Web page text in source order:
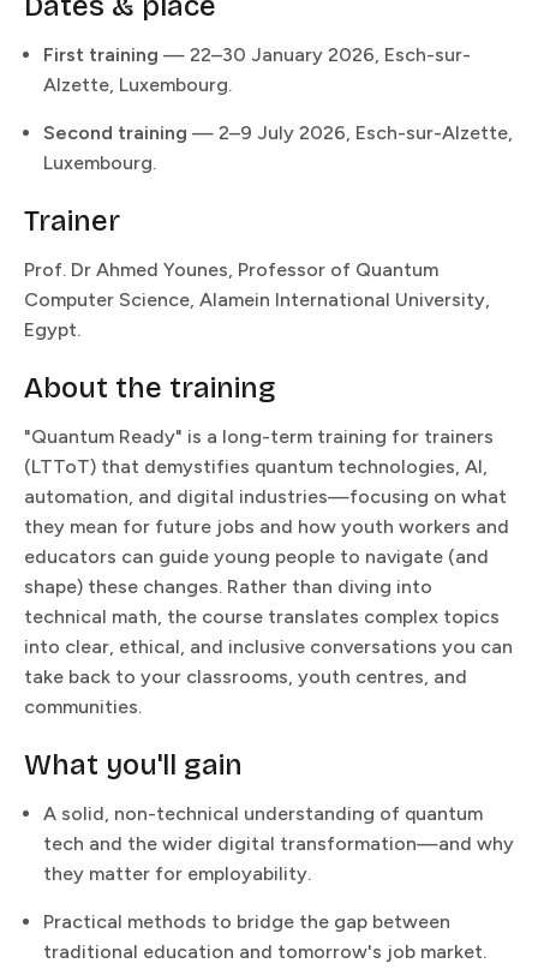
First training​​​​‌ ‍ ​‍​‍‌‍ ‌ ​‍‌‍‍‌‌‍‌ ‌‍‍‌‌‍ ‍​‍​‍​ ‍‍​‍​‍‌ ​ ‌‍​‌‌‍ ‍‌‍‍‌‌ ‌​‌ ‍‌​‍ ‍‌‍‍‌‌‍ ​‍​‍​‍ ​​‍​‍‌‍‍​‌ ​‍‌‍‌‌‌‍‌‍​‍​‍​ ‍‍​‍​‍​‍ ‌ ​ ‌ ‌​‌ ‌‌‌‍‌​‌‍‍‌‌‍ ​‍ ‌‍‍‌‌‍ ‍‌ ‌​‌‍‌‌‌‍ ‍‌ ‌​​‍ ‌‍‌‌‌‍‌​‌‍‍‌‌ ‌​​‍ ‌‍ ‌‌‍ ‌‍‌​‌‍‌‌​ ‌‌ ​​‌ ​‍‌‍‌‌‌ ​ ‌‍‌‌‌‍ ‍‌ ‌​‌‍​‌‌ ‌​‌‍‍‌‌‍ ‌‍ ‍​ ‍ ‌‍‍‌‌‍‌​​ ‌‌‍‌‍​ ​‍​ ​‌‌‍​‍​ ​ ​ ‌‍​ ‌‍​ ​‌​‍ ‌​ ​‌‌‍‌‌​ ‍​​ ‌ ​‍ ‌​ ‌​‌‍‌‌​ ‌​‌‍‌​​‍ ‌​ ‍‌​ ‍‌​ ‌​‌‍‌‍​‍ ‌‌‍​‍‌‍‌​​ ‍‌​ ​‌​ ​‍​ ​‍​ ‌​​ ​‌​ ‌ ‌‍​ ‌‍‌​​ ​‌​ ‍ ‌ ‌​‌ ‍‌‌ ​​‌‍‌‌​ ‌‌ ​​‌ ​‍‌‍ ‌‍‍‍‌‍‌‌‌‍​ ‌ ‌​​ ‍ ‌ ​​‌‍​‌‌ ‌​‌‍‍​​ ‌‌‍​ ‌ ‌‌‌ ​ ‌ ‌​‌‍ ‌‍ ‌‌‌​ ‌‍‌‌‌‍​ ‌ ‌​‌‍‍‌‌‍ ‌‍ ‍‌ ​ ​‍‌‌​ ‌‌‌​​‍‌‌ ‌‍‍ ‌‍‌‌‌ ‍‌​‍‌‌​ ​ ‌​‌​​‍‌‌​ ​ ‌​‌​​‍‌‌​ ​‍​ ​‍‌‍‌​​ ​‌​ ‌‌​ ​​​ ‌ ‌‍‌​​ ​ ​ ​ ‌‍‌​‌‍‌​​ ​‌‌‍​‍​‍‌‌​ ​‍​ ​‍​‍‌‌​ ‌‌‌​‌​​‍ ‍‌‍​ ‌‍ ‌‍ ‍‌ ‌​‌‍‌‌‌‍ ‍‌ ‌​​‍‌‌​ ‌‌‌​​‍‌‌ ‌‍‍ ‌‍‌‌‌ ‍‌​‍‌‌​ ​ ‌​‌​​‍‌‌​ ​ ‌​‌​​‍‌‌​ ​‍​ ​‍​ ‌​​ ​ ‌‍‌‌​ ‌‌‌‍​ ‌‍​‌‌‍​‌​ ​ ‌‍‌‍‌‍​ ​ ‍​‌‍​‌​‍‌‌​ ​‍​ ​‍​‍‌‌​ ‌‌‌​‌​​‍ ‍‌‍​ ‌‍‍​‌‍‍‌‌‍ ​‌‍‌​‌ ​‍‌‍‌‌‌‍ ‍​‍‌‌​ ‌‌‌​​‍‌‌ ‌‍‍ ‌‍‌‌‌ ‍‌​‍‌‌​ ​ ‌​‌​​‍‌‌​ ​ ‌​‌​​‍‌‌​ ​‍​ ​‍​ ‌‍‌‍‌​‌‍​ ‌‍​‌​ ‌​‌‍​‍‌‍‌‌​ ​‍​ ​ ‌‍‌​​ ‌​​ ​ ​‍‌‌​ ​‍​ ​‍​‍‌‌​ ‌‌‌​‌​​‍ ‍‌ ‌​‌‍‌‌‌ ‍​‌ ‌​​ ‌‍​‍‌‍​‌‌ ​ ‌‍‌‌‌‌‌‌‌ ​‍‌‍ ​​ ‌​‍‌‌​ ​‍‌​‌‍‌ ​ ‌ ‌​‌ ‌‌‌‍‌​‌‍‍‌‌‍ ​‍‌‍‌‍‍‌‌‍‌​​ ‌‌‍‌‍​ ​‍​ ​‌‌‍​‍​ ​ ​ ‌‍​ ‌‍​ ​‌​‍ ‌​ ​‌‌‍‌‌​ ‍​​ ‌ ​‍ ‌​ ‌​‌‍‌‌​ ‌​‌‍‌​​‍ ‌​ ‍‌​ ‍‌​ ‌​‌‍‌‍​‍ ‌‌‍​‍‌‍‌​​ ‍‌​ ​‌​ ​‍​ ​‍​ ‌​​ ​‌​ ‌ ‌‍​ ‌‍‌​​ ​‌​‍‌‍‌ ‌​‌ ‍‌‌ ​​‌‍‌‌​ ‌‌ ​​‌ ​‍‌‍ ‌‍‍‍‌‍‌‌‌‍​ ‌ ‌​​‍‌‍‌ ​​‌‍​‌‌ ‌​‌‍‍​​ ‌‌‍​ ‌ ‌‌‌ ​ ‌ ‌​‌‍ ‌‍ ‌‌‌​ ‌‍‌‌‌‍​ ‌ ‌​‌‍‍‌‌‍ ‌‍ ‍‌ ​ ​‍‌‌​ ‌‌‌​​‍‌‌ ‌‍‍ ‌‍‌‌‌ ‍‌​‍‌‌​ ​ ‌​‌​​‍‌‌​ ​ ‌​‌​​‍‌‌​ ​‍​ ​‍‌‍‌​​ ​‌​ ‌‌​ ​​​ ‌ ‌‍‌​​ ​ ​ ​ ‌‍‌​‌‍‌​​ ​‌‌‍​‍​‍‌‌​ ​‍​ ​‍​‍‌‌​ ‌‌‌​‌​​‍ ‍‌‍​ ‌‍ ‌‍ ‍‌ ‌​‌‍‌‌‌‍ ‍‌ ‌​​‍‌‌​ ‌‌‌​​‍‌‌ ‌‍‍ ‌‍‌‌‌ ‍‌​‍‌‌​ ​ ‌​‌​​‍‌‌​ ​ ‌​‌​​‍‌‌​ ​‍​ ​‍​ ‌​​ ​ ‌‍‌‌​ ‌‌‌‍​ ‌‍​‌‌‍​‌​ ​ ‌‍‌‍‌‍​ ​ ‍​‌‍​‌​‍‌‌​ ​‍​ ​‍​‍‌‌​ ‌‌‌​‌​​‍ ‍‌‍​ ‌‍‍​‌‍‍‌‌‍ ​‌‍‌​‌ ​‍‌‍‌‌‌‍ ‍​‍‌‌​ ‌‌‌​​‍‌‌ ‌‍‍ ‌‍‌‌‌ ‍‌​‍‌‌​ ​ ‌​‌​​‍‌‌​ ​ ‌​‌​​‍‌‌​ ​‍​ ​‍​ ‌‍‌‍‌​‌‍​ ‌‍​‌​ ‌​‌‍​‍‌‍‌‌​ ​‍​ ​ ‌‍‌​​ ‌​​ ​ ​‍‌‌​ ​‍​ ​‍​‍‌‌​ ‌‌‌​‌​​‍ ‍‌ ‌​‌‍‌‌‌ ‍​‌ ‌​​‍‌‍‌ ​​‌‍‌‌‌ ​‍‌ ​ ‌ ​​‌‍‌‌‌‍​ ‌ ‌​‌‍‍‌‌ ‌‍‌‍‌‌​ ‌‌ ​​‌ ‌‌‌‍​‍‌‍ ​‌‍‍‌‌ ​ ‌‍‍​‌‍‌‌‌‍‌​​‍​‍‌ ‌ — 22–30 January 2026, Esch-sur-
Alzette, Luxembourg.​​​​‌ ‍ ​‍​‍‌‍ ‌ ​‍‌‍‍‌‌‍‌ ‌‍‍‌‌‍ ‍​‍​‍​ ‍‍​‍​‍‌ ​ ‌‍​‌‌‍ ‍‌‍‍‌‌ ‌​‌ ‍‌​‍ ‍‌‍‍‌‌‍ ​‍​‍​‍ ​​‍​‍‌‍‍​‌ ​‍‌‍‌‌‌‍‌‍​‍​‍​ ‍‍​‍​‍​‍ ‌ ​ ‌ ‌​‌ ‌‌‌‍‌​‌‍‍‌‌‍ ​‍ ‌‍‍‌‌‍ ‍‌ ‌​‌‍‌‌‌‍ ‍‌ ‌​​‍ ‌‍‌‌‌‍‌​‌‍‍‌‌ ‌​​‍ ‌‍ ‌‌‍ ‌‍‌​‌‍‌‌​ ‌‌ ​​‌ ​‍‌‍‌‌‌ ​ ‌‍‌‌‌‍ ‍‌ ‌​‌‍​‌‌ ‌​‌‍‍‌‌‍ ‌‍ ‍​ ‍ ‌‍‍‌‌‍‌​​ ‌‌‍‌‍​ ​‍​ ​‌‌‍​‍​ ​ ​ ‌‍​ ‌‍​ ​‌​‍ ‌​ ​‌‌‍‌‌​ ‍​​ ‌ ​‍ ‌​ ‌​‌‍‌‌​ ‌​‌‍‌​​‍ ‌​ ‍‌​ ‍‌​ ‌​‌‍‌‍​‍ ‌‌‍​‍‌‍‌​​ ‍‌​ ​‌​ ​‍​ ​‍​ ‌​​ ​‌​ ‌ ‌‍​ ‌‍‌​​ ​‌​ ‍ ‌ ‌​‌ ‍‌‌ ​​‌‍‌‌​ ‌‌ ​​‌ ​‍‌‍ ‌‍‍‍‌‍‌‌‌‍​ ‌ ‌​​ ‍ ‌ ​​‌‍​‌‌ ‌​‌‍‍​​ ‌‌‍​ ‌ ‌‌‌ ​ ‌ ‌​‌‍ ‌‍ ‌‌‌​ ‌‍‌‌‌‍​ ‌ ‌​‌‍‍‌‌‍ ‌‍ ‍‌ ​ ​‍‌‌​ ‌‌‌​​‍‌‌ ‌‍‍ ‌‍‌‌‌ ‍‌​‍‌‌​ ​ ‌​‌​​‍‌‌​ ​ ‌​‌​​‍‌‌​ ​‍​ ​‍‌‍‌​​ ​‌​ ‌‌​ ​​​ ‌ ‌‍‌​​ ​ ​ ​ ‌‍‌​‌‍‌​​ ​‌‌‍​‍​‍‌‌​ ​‍​ ​‍​‍‌‌​ ‌‌‌​‌​​‍ ‍‌‍​ ‌‍ ‌‍ ‍‌ ‌​‌‍‌‌‌‍ ‍‌ ‌​​‍‌‌​ ‌‌‌​​‍‌‌ ‌‍‍ ‌‍‌‌‌ ‍‌​‍‌‌​ ​ ‌​‌​​‍‌‌​ ​ ‌​‌​​‍‌‌​ ​‍​ ​‍​ ‌​​ ​ ‌‍‌‌​ ‌‌‌‍​ ‌‍​‌‌‍​‌​ ​ ‌‍‌‍‌‍​ ​ ‍​‌‍​‌​‍‌‌​ ​‍​ ​‍​‍‌‌​ ‌‌‌​‌​​‍ ‍‌‍​ ‌‍‍​‌‍‍‌‌‍ ​‌‍‌​‌ ​‍‌‍‌‌‌‍ ‍​‍‌‌​ ‌‌‌​​‍‌‌ ‌‍‍ ‌‍‌‌‌ ‍‌​‍‌‌​ ​ ‌​‌​​‍‌‌​ ​ ‌​‌​​‍‌‌​ ​‍​ ​‍​ ‌ ‌‍‌​‌‍‌‍‌‍‌​‌‍​ ​ ‌‍​ ‍​‌‍​‌‌‍​ ​ ‍‌‌‍‌‌‌‍​ ​‍‌‌​ ​‍​ ​‍​‍‌‌​ ‌‌‌​‌​​‍ ‍‌ ‌​‌‍‌‌‌ ‍​‌ ‌​​ ‌‍​‍‌‍​‌‌ ​ ‌‍‌‌‌‌‌‌‌ ​‍‌‍ ​​ ‌​‍‌‌​ ​‍‌​‌‍‌ ​ ‌ ‌​‌ ‌‌‌‍‌​‌‍‍‌‌‍ ​‍‌‍‌‍‍‌‌‍‌​​ ‌‌‍‌‍​ ​‍​ ​‌‌‍​‍​ ​ ​ ‌‍​ ‌‍​ ​‌​‍ ‌​ ​‌‌‍‌‌​ ‍​​ ‌ ​‍ ‌​ ‌​‌‍‌‌​ ‌​‌‍‌​​‍ ‌​ ‍‌​ ‍‌​ ‌​‌‍‌‍​‍ ‌‌‍​‍‌‍‌​​ ‍‌​ ​‌​ ​‍​ ​‍​ ‌​​ ​‌​ ‌ ‌‍​ ‌‍‌​​ ​‌​‍‌‍‌ ‌​‌ ‍‌‌ ​​‌‍‌‌​ ‌‌ ​​‌ ​‍‌‍ ‌‍‍‍‌‍‌‌‌‍​ ‌ ‌​​‍‌‍‌ ​​‌‍​‌‌ ‌​‌‍‍​​ ‌‌‍​ ‌ ‌‌‌ ​ ‌ ‌​‌‍ ‌‍ ‌‌‌​ ‌‍‌‌‌‍​ ‌ ‌​‌‍‍‌‌‍ ‌‍ ‍‌ ​ ​‍‌‌​ ‌‌‌​​‍‌‌ ‌‍‍ ‌‍‌‌‌ ‍‌​‍‌‌​ ​ ‌​‌​​‍‌‌​ ​ ‌​‌​​‍‌‌​ ​‍​ ​‍‌‍‌​​ ​‌​ ‌‌​ ​​​ ‌ ‌‍‌​​ ​ ​ ​ ‌‍‌​‌‍‌​​ ​‌‌‍​‍​‍‌‌​ ​‍​ ​‍​‍‌‌​ ‌‌‌​‌​​‍ ‍‌‍​ ‌‍ ‌‍ ‍‌ ‌​‌‍‌‌‌‍ ‍‌ ‌​​‍‌‌​ ‌‌‌​​‍‌‌ ‌‍‍ ‌‍‌‌‌ ‍‌​‍‌‌​ ​ ‌​‌​​‍‌‌​ ​ ‌​‌​​‍‌‌​ ​‍​ ​‍​ ‌​​ ​ ‌‍‌‌​ ‌‌‌‍​ ‌‍​‌‌‍​‌​ ​ ‌‍‌‍‌‍​ ​ ‍​‌‍​‌​‍‌‌​ ​‍​ ​‍​‍‌‌​ ‌‌‌​‌​​‍ ‍‌‍​ ‌‍‍​‌‍‍‌‌‍ ​‌‍‌​‌ ​‍‌‍‌‌‌‍ ‍​‍‌‌​ ‌‌‌​​‍‌‌ ‌‍‍ ‌‍‌‌‌ ‍‌​‍‌‌​ ​ ‌​‌​​‍‌‌​ ​ ‌​‌​​‍‌‌​ ​‍​ ​‍​ ‌ ‌‍‌​‌‍‌‍‌‍‌​‌‍​ ​ ‌‍​ ‍​‌‍​‌‌‍​ ​ ‍‌‌‍‌‌‌‍​ ​‍‌‌​ ​‍​ ​‍​‍‌‌​ ‌‌‌​‌​​‍ ‍‌ ‌​‌‍‌‌‌ ‍​‌ ‌​​‍‌‍‌ ​​‌‍‌‌‌ ​‍‌ ​ ‌ ​​‌‍‌‌‌‍​ ‌ ‌​‌‍‍‌‌ ‌‍‌‍‌‌​ ‌‌ ​​‌ ‌‌‌‍​‍‌‍ ​‌‍‍‌‌ ​ ‌‍‍​‌‍‌‌‌‍‌​​‍​‍‌ ‌
Second training​​​​‌ ‍ ​‍​‍‌‍ ‌ ​‍‌‍‍‌‌‍‌ ‌‍‍‌‌‍ ‍​‍​‍​ ‍‍​‍​‍‌ ​ ‌‍​‌‌‍ ‍‌‍‍‌‌ ‌​‌ ‍‌​‍ ‍‌‍‍‌‌‍ ​‍​‍​‍ ​​‍​‍‌‍‍​‌ ​‍‌‍‌‌‌‍‌‍​‍​‍​ ‍‍​‍​‍​‍ ‌ ​ ‌ ‌​‌ ‌‌‌‍‌​‌‍‍‌‌‍ ​‍ ‌‍‍‌‌‍ ‍‌ ‌​‌‍‌‌‌‍ ‍‌ ‌​​‍ ‌‍‌‌‌‍‌​‌‍‍‌‌ ‌​​‍ ‌‍ ‌‌‍ ‌‍‌​‌‍‌‌​ ‌‌ ​​‌ ​‍‌‍‌‌‌ ​ ‌‍‌‌‌‍ ‍‌ ‌​‌‍​‌‌ ‌​‌‍‍‌‌‍ ‌‍ ‍​ ‍ ‌‍‍‌‌‍‌​​ ‌‌‍‌‍​ ​‍​ ​‌‌‍​‍​ ​ ​ ‌‍​ ‌‍​ ​‌​‍ ‌​ ​‌‌‍‌‌​ ‍​​ ‌ ​‍ ‌​ ‌​‌‍‌‌​ ‌​‌‍‌​​‍ ‌​ ‍‌​ ‍‌​ ‌​‌‍‌‍​‍ ‌‌‍​‍‌‍‌​​ ‍‌​ ​‌​ ​‍​ ​‍​ ‌​​ ​‌​ ‌ ‌‍​ ‌‍‌​​ ​‌​ ‍ ‌ ‌​‌ ‍‌‌ ​​‌‍‌‌​ ‌‌ ​​‌ ​‍‌‍ ‌‍‍‍‌‍‌‌‌‍​ ‌ ‌​​ ‍ ‌ ​​‌‍​‌‌ ‌​‌‍‍​​ ‌‌‍​ ‌ ‌‌‌ ​ ‌ ‌​‌‍ ‌‍ ‌‌‌​ ‌‍‌‌‌‍​ ‌ ‌​‌‍‍‌‌‍ ‌‍ ‍‌ ​ ​‍‌‌​ ‌‌‌​​‍‌‌ ‌‍‍ ‌‍‌‌‌ ‍‌​‍‌‌​ ​ ‌​‌​​‍‌‌​ ​ ‌​‌​​‍‌‌​ ​‍​ ​‍‌‍‌​​ ​‌​ ‌‌​ ​​​ ‌ ‌‍‌​​ ​ ​ ​ ‌‍‌​‌‍‌​​ ​‌‌‍​‍​‍‌‌​ ​‍​ ​‍​‍‌‌​ ‌‌‌​‌​​‍ ‍‌‍​ ‌‍ ‌‍ ‍‌ ‌​‌‍‌‌‌‍ ‍‌ ‌​​‍‌‌​ ‌‌‌​​‍‌‌ ‌‍‍ ‌‍‌‌‌ ‍‌​‍‌‌​ ​ ‌​‌​​‍‌‌​ ​ ‌​‌​​‍‌‌​ ​‍​ ​‍‌‍​ ​ ‍‌​ ‌ ‌‍‌‌‌‍‌‌​ ‍‌​ ​​​ ‌‌‌‍‌‌​ ‌​​ ‌‍​ ‌ ​‍‌‌​ ​‍​ ​‍​‍‌‌​ ‌‌‌​‌​​‍ ‍‌‍​ ‌‍‍​‌‍‍‌‌‍ ​‌‍‌​‌ ​‍‌‍‌‌‌‍ ‍​‍‌‌​ ‌‌‌​​‍‌‌ ‌‍‍ ‌‍‌‌‌ ‍‌​‍‌‌​ ​ ‌​‌​​‍‌‌​ ​ ‌​‌​​‍‌‌​ ​‍​ ​‍‌‍​ ​ ​​‌‍‌‍​ ​‌​ ‌‌‌‍‌​​ ​‌​ ‍​​ ​​​ ​‍‌‍‌‍​ ​‌​‍‌‌​ ​‍​ ​‍​‍‌‌​ ‌‌‌​‌​​‍ ‍‌ ‌​‌‍‌‌‌ ‍​‌ ‌​​ ‌‍​‍‌‍​‌‌ ​ ‌‍‌‌‌‌‌‌‌ ​‍‌‍ ​​ ‌​‍‌‌​ ​‍‌​‌‍‌ ​ ‌ ‌​‌ ‌‌‌‍‌​‌‍‍‌‌‍ ​‍‌‍‌‍‍‌‌‍‌​​ ‌‌‍‌‍​ ​‍​ ​‌‌‍​‍​ ​ ​ ‌‍​ ‌‍​ ​‌​‍ ‌​ ​‌‌‍‌‌​ ‍​​ ‌ ​‍ ‌​ ‌​‌‍‌‌​ ‌​‌‍‌​​‍ ‌​ ‍‌​ ‍‌​ ‌​‌‍‌‍​‍ ‌‌‍​‍‌‍‌​​ ‍‌​ ​‌​ ​‍​ ​‍​ ‌​​ ​‌​ ‌ ‌‍​ ‌‍‌​​ ​‌​‍‌‍‌ ‌​‌ ‍‌‌ ​​‌‍‌‌​ ‌‌ ​​‌ ​‍‌‍ ‌‍‍‍‌‍‌‌‌‍​ ‌ ‌​​‍‌‍‌ ​​‌‍​‌‌ ‌​‌‍‍​​ ‌‌‍​ ‌ ‌‌‌ ​ ‌ ‌​‌‍ ‌‍ ‌‌‌​ ‌‍‌‌‌‍​ ‌ ‌​‌‍‍‌‌‍ ‌‍ ‍‌ ​ ​‍‌‌​ ‌‌‌​​‍‌‌ ‌‍‍ ‌‍‌‌‌ ‍‌​‍‌‌​ ​ ‌​‌​​‍‌‌​ ​ ‌​‌​​‍‌‌​ ​‍​ ​‍‌‍‌​​ ​‌​ ‌‌​ ​​​ ‌ ‌‍‌​​ ​ ​ ​ ‌‍‌​‌‍‌​​ ​‌‌‍​‍​‍‌‌​ ​‍​ ​‍​‍‌‌​ ‌‌‌​‌​​‍ ‍‌‍​ ‌‍ ‌‍ ‍‌ ‌​‌‍‌‌‌‍ ‍‌ ‌​​‍‌‌​ ‌‌‌​​‍‌‌ ‌‍‍ ‌‍‌‌‌ ‍‌​‍‌‌​ ​ ‌​‌​​‍‌‌​ ​ ‌​‌​​‍‌‌​ ​‍​ ​‍‌‍​ ​ ‍‌​ ‌ ‌‍‌‌‌‍‌‌​ ‍‌​ ​​​ ‌‌‌‍‌‌​ ‌​​ ‌‍​ ‌ ​‍‌‌​ ​‍​ ​‍​‍‌‌​ ‌‌‌​‌​​‍ ‍‌‍​ ‌‍‍​‌‍‍‌‌‍ ​‌‍‌​‌ ​‍‌‍‌‌‌‍ ‍​‍‌‌​ ‌‌‌​​‍‌‌ ‌‍‍ ‌‍‌‌‌ ‍‌​‍‌‌​ ​ ‌​‌​​‍‌‌​ ​ ‌​‌​​‍‌‌​ ​‍​ ​‍‌‍​ ​ ​​‌‍‌‍​ ​‌​ ‌‌‌‍‌​​ ​‌​ ‍​​ ​​​ ​‍‌‍‌‍​ ​‌​‍‌‌​ ​‍​ ​‍​‍‌‌​ ‌‌‌​‌​​‍ ‍‌ ‌​‌‍‌‌‌ ‍​‌ ‌​​‍‌‍‌ ​​‌‍‌‌‌ ​‍‌ ​ ‌ ​​‌‍‌‌‌‍​ ‌ ‌​‌‍‍‌‌ ‌‍‌‍‌‌​ ‌‌ ​​‌ ‌‌‌‍​‍‌‍ ​‌‍‍‌‌ ​ ‌‍‍​‌‍‌‌‌‍‌​​‍​‍‌ ‌ — 2–9 July 2026, Esch-sur-Alzette,
Luxembourg.​​​​‌ ‍ ​‍​‍‌‍ ‌ ​‍‌‍‍‌‌‍‌ ‌‍‍‌‌‍ ‍​‍​‍​ ‍‍​‍​‍‌ ​ ‌‍​‌‌‍ ‍‌‍‍‌‌ ‌​‌ ‍‌​‍ ‍‌‍‍‌‌‍ ​‍​‍​‍ ​​‍​‍‌‍‍​‌ ​‍‌‍‌‌‌‍‌‍​‍​‍​ ‍‍​‍​‍​‍ ‌ ​ ‌ ‌​‌ ‌‌‌‍‌​‌‍‍‌‌‍ ​‍ ‌‍‍‌‌‍ ‍‌ ‌​‌‍‌‌‌‍ ‍‌ ‌​​‍ ‌‍‌‌‌‍‌​‌‍‍‌‌ ‌​​‍ ‌‍ ‌‌‍ ‌‍‌​‌‍‌‌​ ‌‌ ​​‌ ​‍‌‍‌‌‌ ​ ‌‍‌‌‌‍ ‍‌ ‌​‌‍​‌‌ ‌​‌‍‍‌‌‍ ‌‍ ‍​ ‍ ‌‍‍‌‌‍‌​​ ‌‌‍‌‍​ ​‍​ ​‌‌‍​‍​ ​ ​ ‌‍​ ‌‍​ ​‌​‍ ‌​ ​‌‌‍‌‌​ ‍​​ ‌ ​‍ ‌​ ‌​‌‍‌‌​ ‌​‌‍‌​​‍ ‌​ ‍‌​ ‍‌​ ‌​‌‍‌‍​‍ ‌‌‍​‍‌‍‌​​ ‍‌​ ​‌​ ​‍​ ​‍​ ‌​​ ​‌​ ‌ ‌‍​ ‌‍‌​​ ​‌​ ‍ ‌ ‌​‌ ‍‌‌ ​​‌‍‌‌​ ‌‌ ​​‌ ​‍‌‍ ‌‍‍‍‌‍‌‌‌‍​ ‌ ‌​​ ‍ ‌ ​​‌‍​‌‌ ‌​‌‍‍​​ ‌‌‍​ ‌ ‌‌‌ ​ ‌ ‌​‌‍ ‌‍ ‌‌‌​ ‌‍‌‌‌‍​ ‌ ‌​‌‍‍‌‌‍ ‌‍ ‍‌ ​ ​‍‌‌​ ‌‌‌​​‍‌‌ ‌‍‍ ‌‍‌‌‌ ‍‌​‍‌‌​ ​ ‌​‌​​‍‌‌​ ​ ‌​‌​​‍‌‌​ ​‍​ ​‍‌‍‌​​ ​‌​ ‌‌​ ​​​ ‌ ‌‍‌​​ ​ ​ ​ ‌‍‌​‌‍‌​​ ​‌‌‍​‍​‍‌‌​ ​‍​ ​‍​‍‌‌​ ‌‌‌​‌​​‍ ‍‌‍​ ‌‍ ‌‍ ‍‌ ‌​‌‍‌‌‌‍ ‍‌ ‌​​‍‌‌​ ‌‌‌​​‍‌‌ ‌‍‍ ‌‍‌‌‌ ‍‌​‍‌‌​ ​ ‌​‌​​‍‌‌​ ​ ‌​‌​​‍‌‌​ ​‍​ ​‍‌‍​ ​ ‍‌​ ‌ ‌‍‌‌‌‍‌‌​ ‍‌​ ​​​ ‌‌‌‍‌‌​ ‌​​ ‌‍​ ‌ ​‍‌‌​ ​‍​ ​‍​‍‌‌​ ‌‌‌​‌​​‍ ‍‌‍​ ‌‍‍​‌‍‍‌‌‍ ​‌‍‌​‌ ​‍‌‍‌‌‌‍ ‍​‍‌‌​ ‌‌‌​​‍‌‌ ‌‍‍ ‌‍‌‌‌ ‍‌​‍‌‌​ ​ ‌​‌​​‍‌‌​ ​ ‌​‌​​‍‌‌​ ​‍​ ​‍​ ‍​​ ​‌‌‍‌‌​ ‌ ​ ​ ‌‍​‌​ ​ ‌‍‌‌​ ‌ ​ ​‍‌‍​ ‌‍​ ​‍‌‌​ ​‍​ ​‍​‍‌‌​ ‌‌‌​‌​​‍ ‍‌ ‌​‌‍‌‌‌ ‍​‌ ‌​​ ‌‍​‍‌‍​‌‌ ​ ‌‍‌‌‌‌‌‌‌ ​‍‌‍ ​​ ‌​‍‌‌​ ​‍‌​‌‍‌ ​ ‌ ‌​‌ ‌‌‌‍‌​‌‍‍‌‌‍ ​‍‌‍‌‍‍‌‌‍‌​​ ‌‌‍‌‍​ ​‍​ ​‌‌‍​‍​ ​ ​ ‌‍​ ‌‍​ ​‌​‍ ‌​ ​‌‌‍‌‌​ ‍​​ ‌ ​‍ ‌​ ‌​‌‍‌‌​ ‌​‌‍‌​​‍ ‌​ ‍‌​ ‍‌​ ‌​‌‍‌‍​‍ ‌‌‍​‍‌‍‌​​ ‍‌​ ​‌​ ​‍​ ​‍​ ‌​​ ​‌​ ‌ ‌‍​ ‌‍‌​​ ​‌​‍‌‍‌ ‌​‌ ‍‌‌ ​​‌‍‌‌​ ‌‌ ​​‌ ​‍‌‍ ‌‍‍‍‌‍‌‌‌‍​ ‌ ‌​​‍‌‍‌ ​​‌‍​‌‌ ‌​‌‍‍​​ ‌‌‍​ ‌ ‌‌‌ ​ ‌ ‌​‌‍ ‌‍ ‌‌‌​ ‌‍‌‌‌‍​ ‌ ‌​‌‍‍‌‌‍ ‌‍ ‍‌ ​ ​‍‌‌​ ‌‌‌​​‍‌‌ ‌‍‍ ‌‍‌‌‌ ‍‌​‍‌‌​ ​ ‌​‌​​‍‌‌​ ​ ‌​‌​​‍‌‌​ ​‍​ ​‍‌‍‌​​ ​‌​ ‌‌​ ​​​ ‌ ‌‍‌​​ ​ ​ ​ ‌‍‌​‌‍‌​​ ​‌‌‍​‍​‍‌‌​ ​‍​ ​‍​‍‌‌​ ‌‌‌​‌​​‍ ‍‌‍​ ‌‍ ‌‍ ‍‌ ‌​‌‍‌‌‌‍ ‍‌ ‌​​‍‌‌​ ‌‌‌​​‍‌‌ ‌‍‍ ‌‍‌‌‌ ‍‌​‍‌‌​ ​ ‌​‌​​‍‌‌​ ​ ‌​‌​​‍‌‌​ ​‍​ ​‍‌‍​ ​ ‍‌​ ‌ ‌‍‌‌‌‍‌‌​ ‍‌​ ​​​ ‌‌‌‍‌‌​ ‌​​ ‌‍​ ‌ ​‍‌‌​ ​‍​ ​‍​‍‌‌​ ‌‌‌​‌​​‍ ‍‌‍​ ‌‍‍​‌‍‍‌‌‍ ​‌‍‌​‌ ​‍‌‍‌‌‌‍ ‍​‍‌‌​ ‌‌‌​​‍‌‌ ‌‍‍ ‌‍‌‌‌ ‍‌​‍‌‌​ ​ ‌​‌​​‍‌‌​ ​ ‌​‌​​‍‌‌​ ​‍​ ​‍​ ‍​​ ​‌‌‍‌‌​ ‌ ​ ​ ‌‍​‌​ ​ ‌‍‌‌​ ‌ ​ ​‍‌‍​ ‌‍​ ​‍‌‌​ ​‍​ ​‍​‍‌‌​ ‌‌‌​‌​​‍ ‍‌ ‌​‌‍‌‌‌ ‍​‌ ‌​​‍‌‍‌ ​​‌‍‌‌‌ ​‍‌ ​ ‌ ​​‌‍‌‌‌‍​ ‌ ‌​‌‍‍‌‌ ‌‍‌‍‌‌​ ‌‌ ​​‌ ‌‌‌‍​‍‌‍ ​‌‍‍‌‌ ​ ‌‍‍​‌‍‌‌‌‍‌​​‍​‍‌ ‌
Trainer​​​​‌ ‍ ​‍​‍‌‍ ‌ ​‍‌‍‍‌‌‍‌ ‌‍‍‌‌‍ ‍​‍​‍​ ‍‍​‍​‍‌ ​ ‌‍​‌‌‍ ‍‌‍‍‌‌ ‌​‌ ‍‌​‍ ‍‌‍‍‌‌‍ ​‍​‍​‍ ​​‍​‍‌‍‍​‌ ​‍‌‍‌‌‌‍‌‍​‍​‍​ ‍‍​‍​‍​‍ ‌ ​ ‌ ‌​‌ ‌‌‌‍‌​‌‍‍‌‌‍ ​‍ ‌‍‍‌‌‍ ‍‌ ‌​‌‍‌‌‌‍ ‍‌ ‌​​‍ ‌‍‌‌‌‍‌​‌‍‍‌‌ ‌​​‍ ‌‍ ‌‌‍ ‌‍‌​‌‍‌‌​ ‌‌ ​​‌ ​‍‌‍‌‌‌ ​ ‌‍‌‌‌‍ ‍‌ ‌​‌‍​‌‌ ‌​‌‍‍‌‌‍ ‌‍ ‍​ ‍ ‌‍‍‌‌‍‌​​ ‌‌‍‌‍​ ​‍​ ​‌‌‍​‍​ ​ ​ ‌‍​ ‌‍​ ​‌​‍ ‌​ ​‌‌‍‌‌​ ‍​​ ‌ ​‍ ‌​ ‌​‌‍‌‌​ ‌​‌‍‌​​‍ ‌​ ‍‌​ ‍‌​ ‌​‌‍‌‍​‍ ‌‌‍​‍‌‍‌​​ ‍‌​ ​‌​ ​‍​ ​‍​ ‌​​ ​‌​ ‌ ‌‍​ ‌‍‌​​ ​‌​ ‍ ‌ ‌​‌ ‍‌‌ ​​‌‍‌‌​ ‌‌ ​​‌ ​‍‌‍ ‌‍‍‍‌‍‌‌‌‍​ ‌ ‌​​ ‍ ‌ ​​‌‍​‌‌ ‌​‌‍‍​​ ‌‌‍​ ‌ ‌‌‌ ​ ‌ ‌​‌‍ ‌‍ ‌‌‌​ ‌‍‌‌‌‍​ ‌ ‌​‌‍‍‌‌‍ ‌‍ ‍‌ ​ ​‍‌‌​ ‌‌‌​​‍‌‌ ‌‍‍ ‌‍‌‌‌ ‍‌​‍‌‌​ ​ ‌​‌​​‍‌‌​ ​ ‌​‌​​‍‌‌​ ​‍​ ​‍‌‍‌​​ ​‌​ ‌‌​ ​​​ ‌ ‌‍‌​​ ​ ​ ​ ‌‍‌​‌‍‌​​ ​‌‌‍​‍​‍‌‌​ ​‍​ ​‍​‍‌‌​ ‌‌‌​‌​​‍ ‍‌‍​ ‌‍ ‌‍ ‍‌ ‌​‌‍‌‌‌‍ ‍‌ ‌​​‍‌‌​ ‌‌‌​​‍‌‌ ‌‍‍ ‌‍‌‌‌ ‍‌​‍‌‌​ ​ ‌​‌​​‍‌‌​ ​ ‌​‌​​‍‌‌​ ​‍​ ​‍‌‍‌‍‌‍​‌‌‍‌​‌‍​ ‌‍​‌​ ‌‍‌‍​ ‌‍‌‍‌‍​‌​ ‌‌‌‍​ ‌‍‌​​‍‌‌​ ​‍​ ​‍​‍‌‌​ ‌‌‌​‌​​‍ ‍‌‍​ ‌‍‍​‌‍‍‌‌‍ ​‌‍‌​‌ ​‍‌‍‌‌‌‍ ‍​‍‌‌​ ‌‌‌​​‍‌‌ ‌‍‍ ‌‍‌‌‌ ‍‌​‍‌‌​ ​ ‌​‌​​‍‌‌​ ​ ‌​‌​​‍‌‌​ ​‍​ ​‍​ ‌‍​ ​‍‌‍‌​​ ‌​​ ​‍‌‍​‍‌‍‌​‌‍​‍​ ​‌​ ​‍​ ‌‍​ ​‌​‍‌‌​ ​‍​ ​‍​‍‌‌​ ‌‌‌​‌​​‍ ‍‌ ‌​‌‍‌‌‌ ‍​‌ ‌​​ ‌‍​‍‌‍​‌‌ ​ ‌‍‌‌‌‌‌‌‌ ​‍‌‍ ​​ ‌​‍‌‌​ ​‍‌​‌‍‌ ​ ‌ ‌​‌ ‌‌‌‍‌​‌‍‍‌‌‍ ​‍‌‍‌‍‍‌‌‍‌​​ ‌‌‍‌‍​ ​‍​ ​‌‌‍​‍​ ​ ​ ‌‍​ ‌‍​ ​‌​‍ ‌​ ​‌‌‍‌‌​ ‍​​ ‌ ​‍ ‌​ ‌​‌‍‌‌​ ‌​‌‍‌​​‍ ‌​ ‍‌​ ‍‌​ ‌​‌‍‌‍​‍ ‌‌‍​‍‌‍‌​​ ‍‌​ ​‌​ ​‍​ ​‍​ ‌​​ ​‌​ ‌ ‌‍​ ‌‍‌​​ ​‌​‍‌‍‌ ‌​‌ ‍‌‌ ​​‌‍‌‌​ ‌‌ ​​‌ ​‍‌‍ ‌‍‍‍‌‍‌‌‌‍​ ‌ ‌​​‍‌‍‌ ​​‌‍​‌‌ ‌​‌‍‍​​ ‌‌‍​ ‌ ‌‌‌ ​ ‌ ‌​‌‍ ‌‍ ‌‌‌​ ‌‍‌‌‌‍​ ‌ ‌​‌‍‍‌‌‍ ‌‍ ‍‌ ​ ​‍‌‌​ ‌‌‌​​‍‌‌ ‌‍‍ ‌‍‌‌‌ ‍‌​‍‌‌​ ​ ‌​‌​​‍‌‌​ ​ ‌​‌​​‍‌‌​ ​‍​ ​‍‌‍‌​​ ​‌​ ‌‌​ ​​​ ‌ ‌‍‌​​ ​ ​ ​ ‌‍‌​‌‍‌​​ ​‌‌‍​‍​‍‌‌​ ​‍​ ​‍​‍‌‌​ ‌‌‌​‌​​‍ ‍‌‍​ ‌‍ ‌‍ ‍‌ ‌​‌‍‌‌‌‍ ‍‌ ‌​​‍‌‌​ ‌‌‌​​‍‌‌ ‌‍‍ ‌‍‌‌‌ ‍‌​‍‌‌​ ​ ‌​‌​​‍‌‌​ ​ ‌​‌​​‍‌‌​ ​‍​ ​‍‌‍‌‍‌‍​‌‌‍‌​‌‍​ ‌‍​‌​ ‌‍‌‍​ ‌‍‌‍‌‍​‌​ ‌‌‌‍​ ‌‍‌​​‍‌‌​ ​‍​ ​‍​‍‌‌​ ‌‌‌​‌​​‍ ‍‌‍​ ‌‍‍​‌‍‍‌‌‍ ​‌‍‌​‌ ​‍‌‍‌‌‌‍ ‍​‍‌‌​ ‌‌‌​​‍‌‌ ‌‍‍ ‌‍‌‌‌ ‍‌​‍‌‌​ ​ ‌​‌​​‍‌‌​ ​ ‌​‌​​‍‌‌​ ​‍​ ​‍​ ‌‍​ ​‍‌‍‌​​ ‌​​ ​‍‌‍​‍‌‍‌​‌‍​‍​ ​‌​ ​‍​ ‌‍​ ​‌​‍‌‌​ ​‍​ ​‍​‍‌‌​ ‌‌‌​‌​​‍ ‍‌ ‌​‌‍‌‌‌ ‍​‌ ‌​​‍‌‍‌ ​​‌‍‌‌‌ ​‍‌ ​ ‌ ​​‌‍‌‌‌‍​ ‌ ‌​‌‍‍‌‌ ‌‍‌‍‌‌​ ‌‌ ​​‌ ‌‌‌‍​‍‌‍ ​‌‍‍‌‌ ​ ‌‍‍​‌‍‌‌‌‍‌​​‍​‍‌ ‌
Prof. Dr Ahmed Younes, Professor of Quantum
Computer Science, Alamein International University,
Egypt.​​​​‌ ‍ ​‍​‍‌‍ ‌ ​‍‌‍‍‌‌‍‌ ‌‍‍‌‌‍ ‍​‍​‍​ ‍‍​‍​‍‌ ​ ‌‍​‌‌‍ ‍‌‍‍‌‌ ‌​‌ ‍‌​‍ ‍‌‍‍‌‌‍ ​‍​‍​‍ ​​‍​‍‌‍‍​‌ ​‍‌‍‌‌‌‍‌‍​‍​‍​ ‍‍​‍​‍​‍ ‌ ​ ‌ ‌​‌ ‌‌‌‍‌​‌‍‍‌‌‍ ​‍ ‌‍‍‌‌‍ ‍‌ ‌​‌‍‌‌‌‍ ‍‌ ‌​​‍ ‌‍‌‌‌‍‌​‌‍‍‌‌ ‌​​‍ ‌‍ ‌‌‍ ‌‍‌​‌‍‌‌​ ‌‌ ​​‌ ​‍‌‍‌‌‌ ​ ‌‍‌‌‌‍ ‍‌ ‌​‌‍​‌‌ ‌​‌‍‍‌‌‍ ‌‍ ‍​ ‍ ‌‍‍‌‌‍‌​​ ‌‌‍‌‍​ ​‍​ ​‌‌‍​‍​ ​ ​ ‌‍​ ‌‍​ ​‌​‍ ‌​ ​‌‌‍‌‌​ ‍​​ ‌ ​‍ ‌​ ‌​‌‍‌‌​ ‌​‌‍‌​​‍ ‌​ ‍‌​ ‍‌​ ‌​‌‍‌‍​‍ ‌‌‍​‍‌‍‌​​ ‍‌​ ​‌​ ​‍​ ​‍​ ‌​​ ​‌​ ‌ ‌‍​ ‌‍‌​​ ​‌​ ‍ ‌ ‌​‌ ‍‌‌ ​​‌‍‌‌​ ‌‌ ​​‌ ​‍‌‍ ‌‍‍‍‌‍‌‌‌‍​ ‌ ‌​​ ‍ ‌ ​​‌‍​‌‌ ‌​‌‍‍​​ ‌‌‍​ ‌ ‌‌‌ ​ ‌ ‌​‌‍ ‌‍ ‌‌‌​ ‌‍‌‌‌‍​ ‌ ‌​‌‍‍‌‌‍ ‌‍ ‍‌ ​ ​‍‌‌​ ‌‌‌​​‍‌‌ ‌‍‍ ‌‍‌‌‌ ‍‌​‍‌‌​ ​ ‌​‌​​‍‌‌​ ​ ‌​‌​​‍‌‌​ ​‍​ ​‍‌‍‌​​ ​‌​ ‌‌​ ​​​ ‌ ‌‍‌​​ ​ ​ ​ ‌‍‌​‌‍‌​​ ​‌‌‍​‍​‍‌‌​ ​‍​ ​‍​‍‌‌​ ‌‌‌​‌​​‍ ‍‌‍​ ‌‍ ‌‍ ‍‌ ‌​‌‍‌‌‌‍ ‍‌ ‌​​‍‌‌​ ‌‌‌​​‍‌‌ ‌‍‍ ‌‍‌‌‌ ‍‌​‍‌‌​ ​ ‌​‌​​‍‌‌​ ​ ‌​‌​​‍‌‌​ ​‍​ ​‍​ ​‌‌‍‌​‌‍​‌​ ​‌​ ​‍‌‍​‍​ ‌‌​ ​​​ ​ ​ ‌‍​ ‌‍‌‍‌​​‍‌‌​ ​‍​ ​‍​‍‌‌​ ‌‌‌​‌​​‍ ‍‌‍​ ‌‍‍​‌‍‍‌‌‍ ​‌‍‌​‌ ​‍‌‍‌‌‌‍ ‍​‍‌‌​ ‌‌‌​​‍‌‌ ‌‍‍ ‌‍‌‌‌ ‍‌​‍‌‌​ ​ ‌​‌​​‍‌‌​ ​ ‌​‌​​‍‌‌​ ​‍​ ​‍​ ‍‌‌‍​‌‌‍​‌​ ‌ ‌‍​ ‌‍​‍​ ​‌‌‍​‍​ ‌​​ ‌‌‌‍​‍​ ‍‌​‍‌‌​ ​‍​ ​‍​‍‌‌​ ‌‌‌​‌​​‍ ‍‌ ‌​‌‍‌‌‌ ‍​‌ ‌​​ ‌‍​‍‌‍​‌‌ ​ ‌‍‌‌‌‌‌‌‌ ​‍‌‍ ​​ ‌​‍‌‌​ ​‍‌​‌‍‌ ​ ‌ ‌​‌ ‌‌‌‍‌​‌‍‍‌‌‍ ​‍‌‍‌‍‍‌‌‍‌​​ ‌‌‍‌‍​ ​‍​ ​‌‌‍​‍​ ​ ​ ‌‍​ ‌‍​ ​‌​‍ ‌​ ​‌‌‍‌‌​ ‍​​ ‌ ​‍ ‌​ ‌​‌‍‌‌​ ‌​‌‍‌​​‍ ‌​ ‍‌​ ‍‌​ ‌​‌‍‌‍​‍ ‌‌‍​‍‌‍‌​​ ‍‌​ ​‌​ ​‍​ ​‍​ ‌​​ ​‌​ ‌ ‌‍​ ‌‍‌​​ ​‌​‍‌‍‌ ‌​‌ ‍‌‌ ​​‌‍‌‌​ ‌‌ ​​‌ ​‍‌‍ ‌‍‍‍‌‍‌‌‌‍​ ‌ ‌​​‍‌‍‌ ​​‌‍​‌‌ ‌​‌‍‍​​ ‌‌‍​ ‌ ‌‌‌ ​ ‌ ‌​‌‍ ‌‍ ‌‌‌​ ‌‍‌‌‌‍​ ‌ ‌​‌‍‍‌‌‍ ‌‍ ‍‌ ​ ​‍‌‌​ ‌‌‌​​‍‌‌ ‌‍‍ ‌‍‌‌‌ ‍‌​‍‌‌​ ​ ‌​‌​​‍‌‌​ ​ ‌​‌​​‍‌‌​ ​‍​ ​‍‌‍‌​​ ​‌​ ‌‌​ ​​​ ‌ ‌‍‌​​ ​ ​ ​ ‌‍‌​‌‍‌​​ ​‌‌‍​‍​‍‌‌​ ​‍​ ​‍​‍‌‌​ ‌‌‌​‌​​‍ ‍‌‍​ ‌‍ ‌‍ ‍‌ ‌​‌‍‌‌‌‍ ‍‌ ‌​​‍‌‌​ ‌‌‌​​‍‌‌ ‌‍‍ ‌‍‌‌‌ ‍‌​‍‌‌​ ​ ‌​‌​​‍‌‌​ ​ ‌​‌​​‍‌‌​ ​‍​ ​‍​ ​‌‌‍‌​‌‍​‌​ ​‌​ ​‍‌‍​‍​ ‌‌​ ​​​ ​ ​ ‌‍​ ‌‍‌‍‌​​‍‌‌​ ​‍​ ​‍​‍‌‌​ ‌‌‌​‌​​‍ ‍‌‍​ ‌‍‍​‌‍‍‌‌‍ ​‌‍‌​‌ ​‍‌‍‌‌‌‍ ‍​‍‌‌​ ‌‌‌​​‍‌‌ ‌‍‍ ‌‍‌‌‌ ‍‌​‍‌‌​ ​ ‌​‌​​‍‌‌​ ​ ‌​‌​​‍‌‌​ ​‍​ ​‍​ ‍‌‌‍​‌‌‍​‌​ ‌ ‌‍​ ‌‍​‍​ ​‌‌‍​‍​ ‌​​ ‌‌‌‍​‍​ ‍‌​‍‌‌​ ​‍​ ​‍​‍‌‌​ ‌‌‌​‌​​‍ ‍‌ ‌​‌‍‌‌‌ ‍​‌ ‌​​‍‌‍‌ ​​‌‍‌‌‌ ​‍‌ ​ ‌ ​​‌‍‌‌‌‍​ ‌ ‌​‌‍‍‌‌ ‌‍‌‍‌‌​ ‌‌ ​​‌ ‌‌‌‍​‍‌‍ ​‌‍‍‌‌ ​ ‌‍‍​‌‍‌‌‌‍‌​​‍​‍‌ ‌
About the training​​​​‌ ‍ ​‍​‍‌‍ ‌ ​‍‌‍‍‌‌‍‌ ‌‍‍‌‌‍ ‍​‍​‍​ ‍‍​‍​‍‌ ​ ‌‍​‌‌‍ ‍‌‍‍‌‌ ‌​‌ ‍‌​‍ ‍‌‍‍‌‌‍ ​‍​‍​‍ ​​‍​‍‌‍‍​‌ ​‍‌‍‌‌‌‍‌‍​‍​‍​ ‍‍​‍​‍​‍ ‌ ​ ‌ ‌​‌ ‌‌‌‍‌​‌‍‍‌‌‍ ​‍ ‌‍‍‌‌‍ ‍‌ ‌​‌‍‌‌‌‍ ‍‌ ‌​​‍ ‌‍‌‌‌‍‌​‌‍‍‌‌ ‌​​‍ ‌‍ ‌‌‍ ‌‍‌​‌‍‌‌​ ‌‌ ​​‌ ​‍‌‍‌‌‌ ​ ‌‍‌‌‌‍ ‍‌ ‌​‌‍​‌‌ ‌​‌‍‍‌‌‍ ‌‍ ‍​ ‍ ‌‍‍‌‌‍‌​​ ‌‌‍‌‍​ ​‍​ ​‌‌‍​‍​ ​ ​ ‌‍​ ‌‍​ ​‌​‍ ‌​ ​‌‌‍‌‌​ ‍​​ ‌ ​‍ ‌​ ‌​‌‍‌‌​ ‌​‌‍‌​​‍ ‌​ ‍‌​ ‍‌​ ‌​‌‍‌‍​‍ ‌‌‍​‍‌‍‌​​ ‍‌​ ​‌​ ​‍​ ​‍​ ‌​​ ​‌​ ‌ ‌‍​ ‌‍‌​​ ​‌​ ‍ ‌ ‌​‌ ‍‌‌ ​​‌‍‌‌​ ‌‌ ​​‌ ​‍‌‍ ‌‍‍‍‌‍‌‌‌‍​ ‌ ‌​​ ‍ ‌ ​​‌‍​‌‌ ‌​‌‍‍​​ ‌‌‍​ ‌ ‌‌‌ ​ ‌ ‌​‌‍ ‌‍ ‌‌‌​ ‌‍‌‌‌‍​ ‌ ‌​‌‍‍‌‌‍ ‌‍ ‍‌ ​ ​‍‌‌​ ‌‌‌​​‍‌‌ ‌‍‍ ‌‍‌‌‌ ‍‌​‍‌‌​ ​ ‌​‌​​‍‌‌​ ​ ‌​‌​​‍‌‌​ ​‍​ ​‍‌‍‌​​ ​‌​ ‌‌​ ​​​ ‌ ‌‍‌​​ ​ ​ ​ ‌‍‌​‌‍‌​​ ​‌‌‍​‍​‍‌‌​ ​‍​ ​‍​‍‌‌​ ‌‌‌​‌​​‍ ‍‌‍​ ‌‍ ‌‍ ‍‌ ‌​‌‍‌‌‌‍ ‍‌ ‌​​‍‌‌​ ‌‌‌​​‍‌‌ ‌‍‍ ‌‍‌‌‌ ‍‌​‍‌‌​ ​ ‌​‌​​‍‌‌​ ​ ‌​‌​​‍‌‌​ ​‍​ ​‍​ ‍‌​ ​​‌‍‌​​ ​​​ ‌‌​ ‌‍​ ​‍​ ‌‍‌‍‌‌‌‍​ ​ ‌‌‌‍​ ​‍‌‌​ ​‍​ ​‍​‍‌‌​ ‌‌‌​‌​​‍ ‍‌‍​ ‌‍‍​‌‍‍‌‌‍ ​‌‍‌​‌ ​‍‌‍‌‌‌‍ ‍​‍‌‌​ ‌‌‌​​‍‌‌ ‌‍‍ ‌‍‌‌‌ ‍‌​‍‌‌​ ​ ‌​‌​​‍‌‌​ ​ ‌​‌​​‍‌‌​ ​‍​ ​‍​ ‍‌‌‍​ ​ ​ ​ ‌‌​ ‌‌‌‍​‍​ ‌‍​ ​‍​ ‍‌​ ‌ ​ ​ ​ ‍​​‍‌‌​ ​‍​ ​‍​‍‌‌​ ‌‌‌​‌​​‍ ‍‌ ‌​‌‍‌‌‌ ‍​‌ ‌​​ ‌‍​‍‌‍​‌‌ ​ ‌‍‌‌‌‌‌‌‌ ​‍‌‍ ​​ ‌​‍‌‌​ ​‍‌​‌‍‌ ​ ‌ ‌​‌ ‌‌‌‍‌​‌‍‍‌‌‍ ​‍‌‍‌‍‍‌‌‍‌​​ ‌‌‍‌‍​ ​‍​ ​‌‌‍​‍​ ​ ​ ‌‍​ ‌‍​ ​‌​‍ ‌​ ​‌‌‍‌‌​ ‍​​ ‌ ​‍ ‌​ ‌​‌‍‌‌​ ‌​‌‍‌​​‍ ‌​ ‍‌​ ‍‌​ ‌​‌‍‌‍​‍ ‌‌‍​‍‌‍‌​​ ‍‌​ ​‌​ ​‍​ ​‍​ ‌​​ ​‌​ ‌ ‌‍​ ‌‍‌​​ ​‌​‍‌‍‌ ‌​‌ ‍‌‌ ​​‌‍‌‌​ ‌‌ ​​‌ ​‍‌‍ ‌‍‍‍‌‍‌‌‌‍​ ‌ ‌​​‍‌‍‌ ​​‌‍​‌‌ ‌​‌‍‍​​ ‌‌‍​ ‌ ‌‌‌ ​ ‌ ‌​‌‍ ‌‍ ‌‌‌​ ‌‍‌‌‌‍​ ‌ ‌​‌‍‍‌‌‍ ‌‍ ‍‌ ​ ​‍‌‌​ ‌‌‌​​‍‌‌ ‌‍‍ ‌‍‌‌‌ ‍‌​‍‌‌​ ​ ‌​‌​​‍‌‌​ ​ ‌​‌​​‍‌‌​ ​‍​ ​‍‌‍‌​​ ​‌​ ‌‌​ ​​​ ‌ ‌‍‌​​ ​ ​ ​ ‌‍‌​‌‍‌​​ ​‌‌‍​‍​‍‌‌​ ​‍​ ​‍​‍‌‌​ ‌‌‌​‌​​‍ ‍‌‍​ ‌‍ ‌‍ ‍‌ ‌​‌‍‌‌‌‍ ‍‌ ‌​​‍‌‌​ ‌‌‌​​‍‌‌ ‌‍‍ ‌‍‌‌‌ ‍‌​‍‌‌​ ​ ‌​‌​​‍‌‌​ ​ ‌​‌​​‍‌‌​ ​‍​ ​‍​ ‍‌​ ​​‌‍‌​​ ​​​ ‌‌​ ‌‍​ ​‍​ ‌‍‌‍‌‌‌‍​ ​ ‌‌‌‍​ ​‍‌‌​ ​‍​ ​‍​‍‌‌​ ‌‌‌​‌​​‍ ‍‌‍​ ‌‍‍​‌‍‍‌‌‍ ​‌‍‌​‌ ​‍‌‍‌‌‌‍ ‍​‍‌‌​ ‌‌‌​​‍‌‌ ‌‍‍ ‌‍‌‌‌ ‍‌​‍‌‌​ ​ ‌​‌​​‍‌‌​ ​ ‌​‌​​‍‌‌​ ​‍​ ​‍​ ‍‌‌‍​ ​ ​ ​ ‌‌​ ‌‌‌‍​‍​ ‌‍​ ​‍​ ‍‌​ ‌ ​ ​ ​ ‍​​‍‌‌​ ​‍​ ​‍​‍‌‌​ ‌‌‌​‌​​‍ ‍‌ ‌​‌‍‌‌‌ ‍​‌ ‌​​‍‌‍‌ ​​‌‍‌‌‌ ​‍‌ ​ ‌ ​​‌‍‌‌‌‍​ ‌ ‌​‌‍‍‌‌ ‌‍‌‍‌‌​ ‌‌ ​​‌ ‌‌‌‍​‍‌‍ ​‌‍‍‌‌ ​ ‌‍‍​‌‍‌‌‌‍‌​​‍​‍‌ ‌
"Quantum Ready" is a long-term training for trainers
(LTToT) that demystifies quantum technologies, AI,
automation, and digital industries—focusing on what
they mean for future jobs and how youth workers and
educators can guide young people to navigate (and
shape) these changes. Rather than diving into
technical math, the course translates complex topics
into clear, ethical, and inclusive conversations you can
take back to your classrooms, youth centres, and
communities.​​​​‌ ‍ ​‍​‍‌‍ ‌ ​‍‌‍‍‌‌‍‌ ‌‍‍‌‌‍ ‍​‍​‍​ ‍‍​‍​‍‌ ​ ‌‍​‌‌‍ ‍‌‍‍‌‌ ‌​‌ ‍‌​‍ ‍‌‍‍‌‌‍ ​‍​‍​‍ ​​‍​‍‌‍‍​‌ ​‍‌‍‌‌‌‍‌‍​‍​‍​ ‍‍​‍​‍​‍ ‌ ​ ‌ ‌​‌ ‌‌‌‍‌​‌‍‍‌‌‍ ​‍ ‌‍‍‌‌‍ ‍‌ ‌​‌‍‌‌‌‍ ‍‌ ‌​​‍ ‌‍‌‌‌‍‌​‌‍‍‌‌ ‌​​‍ ‌‍ ‌‌‍ ‌‍‌​‌‍‌‌​ ‌‌ ​​‌ ​‍‌‍‌‌‌ ​ ‌‍‌‌‌‍ ‍‌ ‌​‌‍​‌‌ ‌​‌‍‍‌‌‍ ‌‍ ‍​ ‍ ‌‍‍‌‌‍‌​​ ‌‌‍‌‍​ ​‍​ ​‌‌‍​‍​ ​ ​ ‌‍​ ‌‍​ ​‌​‍ ‌​ ​‌‌‍‌‌​ ‍​​ ‌ ​‍ ‌​ ‌​‌‍‌‌​ ‌​‌‍‌​​‍ ‌​ ‍‌​ ‍‌​ ‌​‌‍‌‍​‍ ‌‌‍​‍‌‍‌​​ ‍‌​ ​‌​ ​‍​ ​‍​ ‌​​ ​‌​ ‌ ‌‍​ ‌‍‌​​ ​‌​ ‍ ‌ ‌​‌ ‍‌‌ ​​‌‍‌‌​ ‌‌ ​​‌ ​‍‌‍ ‌‍‍‍‌‍‌‌‌‍​ ‌ ‌​​ ‍ ‌ ​​‌‍​‌‌ ‌​‌‍‍​​ ‌‌‍​ ‌ ‌‌‌ ​ ‌ ‌​‌‍ ‌‍ ‌‌‌​ ‌‍‌‌‌‍​ ‌ ‌​‌‍‍‌‌‍ ‌‍ ‍‌ ​ ​‍‌‌​ ‌‌‌​​‍‌‌ ‌‍‍ ‌‍‌‌‌ ‍‌​‍‌‌​ ​ ‌​‌​​‍‌‌​ ​ ‌​‌​​‍‌‌​ ​‍​ ​‍‌‍‌​​ ​‌​ ‌‌​ ​​​ ‌ ‌‍‌​​ ​ ​ ​ ‌‍‌​‌‍‌​​ ​‌‌‍​‍​‍‌‌​ ​‍​ ​‍​‍‌‌​ ‌‌‌​‌​​‍ ‍‌‍​ ‌‍ ‌‍ ‍‌ ‌​‌‍‌‌‌‍ ‍‌ ‌​​‍‌‌​ ‌‌‌​​‍‌‌ ‌‍‍ ‌‍‌‌‌ ‍‌​‍‌‌​ ​ ‌​‌​​‍‌‌​ ​ ‌​‌​​‍‌‌​ ​‍​ ​‍​ ‌‌​ ​‍‌‍‌​‌‍‌‍‌‍​‍‌‍‌‌​ ​ ​ ​ ​ ‌‌​ ​‌‌‍​ ​ ‌​​‍‌‌​ ​‍​ ​‍​‍‌‌​ ‌‌‌​‌​​‍ ‍‌‍​ ‌‍‍​‌‍‍‌‌‍ ​‌‍‌​‌ ​‍‌‍‌‌‌‍ ‍​‍‌‌​ ‌‌‌​​‍‌‌ ‌‍‍ ‌‍‌‌‌ ‍‌​‍‌‌​ ​ ‌​‌​​‍‌‌​ ​ ‌​‌​​‍‌‌​ ​‍​ ​‍‌‍‌‌​ ‌‌‌‍​‍‌‍​ ​ ‌‌‌‍‌​​ ​ ​ ​‍​ ​​‌‍​ ‌‍​‌‌‍‌​​‍‌‌​ ​‍​ ​‍​‍‌‌​ ‌‌‌​‌​​‍ ‍‌ ‌​‌‍‌‌‌ ‍​‌ ‌​​ ‌‍​‍‌‍​‌‌ ​ ‌‍‌‌‌‌‌‌‌ ​‍‌‍ ​​ ‌​‍‌‌​ ​‍‌​‌‍‌ ​ ‌ ‌​‌ ‌‌‌‍‌​‌‍‍‌‌‍ ​‍‌‍‌‍‍‌‌‍‌​​ ‌‌‍‌‍​ ​‍​ ​‌‌‍​‍​ ​ ​ ‌‍​ ‌‍​ ​‌​‍ ‌​ ​‌‌‍‌‌​ ‍​​ ‌ ​‍ ‌​ ‌​‌‍‌‌​ ‌​‌‍‌​​‍ ‌​ ‍‌​ ‍‌​ ‌​‌‍‌‍​‍ ‌‌‍​‍‌‍‌​​ ‍‌​ ​‌​ ​‍​ ​‍​ ‌​​ ​‌​ ‌ ‌‍​ ‌‍‌​​ ​‌​‍‌‍‌ ‌​‌ ‍‌‌ ​​‌‍‌‌​ ‌‌ ​​‌ ​‍‌‍ ‌‍‍‍‌‍‌‌‌‍​ ‌ ‌​​‍‌‍‌ ​​‌‍​‌‌ ‌​‌‍‍​​ ‌‌‍​ ‌ ‌‌‌ ​ ‌ ‌​‌‍ ‌‍ ‌‌‌​ ‌‍‌‌‌‍​ ‌ ‌​‌‍‍‌‌‍ ‌‍ ‍‌ ​ ​‍‌‌​ ‌‌‌​​‍‌‌ ‌‍‍ ‌‍‌‌‌ ‍‌​‍‌‌​ ​ ‌​‌​​‍‌‌​ ​ ‌​‌​​‍‌‌​ ​‍​ ​‍‌‍‌​​ ​‌​ ‌‌​ ​​​ ‌ ‌‍‌​​ ​ ​ ​ ‌‍‌​‌‍‌​​ ​‌‌‍​‍​‍‌‌​ ​‍​ ​‍​‍‌‌​ ‌‌‌​‌​​‍ ‍‌‍​ ‌‍ ‌‍ ‍‌ ‌​‌‍‌‌‌‍ ‍‌ ‌​​‍‌‌​ ‌‌‌​​‍‌‌ ‌‍‍ ‌‍‌‌‌ ‍‌​‍‌‌​ ​ ‌​‌​​‍‌‌​ ​ ‌​‌​​‍‌‌​ ​‍​ ​‍​ ‌‌​ ​‍‌‍‌​‌‍‌‍‌‍​‍‌‍‌‌​ ​ ​ ​ ​ ‌‌​ ​‌‌‍​ ​ ‌​​‍‌‌​ ​‍​ ​‍​‍‌‌​ ‌‌‌​‌​​‍ ‍‌‍​ ‌‍‍​‌‍‍‌‌‍ ​‌‍‌​‌ ​‍‌‍‌‌‌‍ ‍​‍‌‌​ ‌‌‌​​‍‌‌ ‌‍‍ ‌‍‌‌‌ ‍‌​‍‌‌​ ​ ‌​‌​​‍‌‌​ ​ ‌​‌​​‍‌‌​ ​‍​ ​‍‌‍‌‌​ ‌‌‌‍​‍‌‍​ ​ ‌‌‌‍‌​​ ​ ​ ​‍​ ​​‌‍​ ‌‍​‌‌‍‌​​‍‌‌​ ​‍​ ​‍​‍‌‌​ ‌‌‌​‌​​‍ ‍‌ ‌​‌‍‌‌‌ ‍​‌ ‌​​‍‌‍‌ ​​‌‍‌‌‌ ​‍‌ ​ ‌ ​​‌‍‌‌‌‍​ ‌ ‌​‌‍‍‌‌ ‌‍‌‍‌‌​ ‌‌ ​​‌ ‌‌‌‍​‍‌‍ ​‌‍‍‌‌ ​ ‌‍‍​‌‍‌‌‌‍‌​​‍​‍‌ ‌
What you'll gain​​​​‌ ‍ ​‍​‍‌‍ ‌ ​‍‌‍‍‌‌‍‌ ‌‍‍‌‌‍ ‍​‍​‍​ ‍‍​‍​‍‌ ​ ‌‍​‌‌‍ ‍‌‍‍‌‌ ‌​‌ ‍‌​‍ ‍‌‍‍‌‌‍ ​‍​‍​‍ ​​‍​‍‌‍‍​‌ ​‍‌‍‌‌‌‍‌‍​‍​‍​ ‍‍​‍​‍​‍ ‌ ​ ‌ ‌​‌ ‌‌‌‍‌​‌‍‍‌‌‍ ​‍ ‌‍‍‌‌‍ ‍‌ ‌​‌‍‌‌‌‍ ‍‌ ‌​​‍ ‌‍‌‌‌‍‌​‌‍‍‌‌ ‌​​‍ ‌‍ ‌‌‍ ‌‍‌​‌‍‌‌​ ‌‌ ​​‌ ​‍‌‍‌‌‌ ​ ‌‍‌‌‌‍ ‍‌ ‌​‌‍​‌‌ ‌​‌‍‍‌‌‍ ‌‍ ‍​ ‍ ‌‍‍‌‌‍‌​​ ‌‌‍‌‍​ ​‍​ ​‌‌‍​‍​ ​ ​ ‌‍​ ‌‍​ ​‌​‍ ‌​ ​‌‌‍‌‌​ ‍​​ ‌ ​‍ ‌​ ‌​‌‍‌‌​ ‌​‌‍‌​​‍ ‌​ ‍‌​ ‍‌​ ‌​‌‍‌‍​‍ ‌‌‍​‍‌‍‌​​ ‍‌​ ​‌​ ​‍​ ​‍​ ‌​​ ​‌​ ‌ ‌‍​ ‌‍‌​​ ​‌​ ‍ ‌ ‌​‌ ‍‌‌ ​​‌‍‌‌​ ‌‌ ​​‌ ​‍‌‍ ‌‍‍‍‌‍‌‌‌‍​ ‌ ‌​​ ‍ ‌ ​​‌‍​‌‌ ‌​‌‍‍​​ ‌‌‍​ ‌ ‌‌‌ ​ ‌ ‌​‌‍ ‌‍ ‌‌‌​ ‌‍‌‌‌‍​ ‌ ‌​‌‍‍‌‌‍ ‌‍ ‍‌ ​ ​‍‌‌​ ‌‌‌​​‍‌‌ ‌‍‍ ‌‍‌‌‌ ‍‌​‍‌‌​ ​ ‌​‌​​‍‌‌​ ​ ‌​‌​​‍‌‌​ ​‍​ ​‍‌‍‌​​ ​‌​ ‌‌​ ​​​ ‌ ‌‍‌​​ ​ ​ ​ ‌‍‌​‌‍‌​​ ​‌‌‍​‍​‍‌‌​ ​‍​ ​‍​‍‌‌​ ‌‌‌​‌​​‍ ‍‌‍​ ‌‍ ‌‍ ‍‌ ‌​‌‍‌‌‌‍ ‍‌ ‌​​‍‌‌​ ‌‌‌​​‍‌‌ ‌‍‍ ‌‍‌‌‌ ‍‌​‍‌‌​ ​ ‌​‌​​‍‌‌​ ​ ‌​‌​​‍‌‌​ ​‍​ ​‍​ ‍​‌‍​ ​ ‌​‌‍‌‌​ ‍​​ ‌‍​ ​‍‌‍‌​​ ​‍​ ‌​​ ‍‌‌‍​ ​‍‌‌​ ​‍​ ​‍​‍‌‌​ ‌‌‌​‌​​‍ ‍‌‍​ ‌‍‍​‌‍‍‌‌‍ ​‌‍‌​‌ ​‍‌‍‌‌‌‍ ‍​‍‌‌​ ‌‌‌​​‍‌‌ ‌‍‍ ‌‍‌‌‌ ‍‌​‍‌‌​ ​ ‌​‌​​‍‌‌​ ​ ‌​‌​​‍‌‌​ ​‍​ ​‍‌‍​ ‌‍​‍​ ​‌‌‍‌‍‌‍​ ​ ‌‌‌‍‌‌​ ‌‌‌‍​‌​ ‍​​ ‌‌​ ​‌​‍‌‌​ ​‍​ ​‍​‍‌‌​ ‌‌‌​‌​​‍ ‍‌ ‌​‌‍‌‌‌ ‍​‌ ‌​​ ‌‍​‍‌‍​‌‌ ​ ‌‍‌‌‌‌‌‌‌ ​‍‌‍ ​​ ‌​‍‌‌​ ​‍‌​‌‍‌ ​ ‌ ‌​‌ ‌‌‌‍‌​‌‍‍‌‌‍ ​‍‌‍‌‍‍‌‌‍‌​​ ‌‌‍‌‍​ ​‍​ ​‌‌‍​‍​ ​ ​ ‌‍​ ‌‍​ ​‌​‍ ‌​ ​‌‌‍‌‌​ ‍​​ ‌ ​‍ ‌​ ‌​‌‍‌‌​ ‌​‌‍‌​​‍ ‌​ ‍‌​ ‍‌​ ‌​‌‍‌‍​‍ ‌‌‍​‍‌‍‌​​ ‍‌​ ​‌​ ​‍​ ​‍​ ‌​​ ​‌​ ‌ ‌‍​ ‌‍‌​​ ​‌​‍‌‍‌ ‌​‌ ‍‌‌ ​​‌‍‌‌​ ‌‌ ​​‌ ​‍‌‍ ‌‍‍‍‌‍‌‌‌‍​ ‌ ‌​​‍‌‍‌ ​​‌‍​‌‌ ‌​‌‍‍​​ ‌‌‍​ ‌ ‌‌‌ ​ ‌ ‌​‌‍ ‌‍ ‌‌‌​ ‌‍‌‌‌‍​ ‌ ‌​‌‍‍‌‌‍ ‌‍ ‍‌ ​ ​‍‌‌​ ‌‌‌​​‍‌‌ ‌‍‍ ‌‍‌‌‌ ‍‌​‍‌‌​ ​ ‌​‌​​‍‌‌​ ​ ‌​‌​​‍‌‌​ ​‍​ ​‍‌‍‌​​ ​‌​ ‌‌​ ​​​ ‌ ‌‍‌​​ ​ ​ ​ ‌‍‌​‌‍‌​​ ​‌‌‍​‍​‍‌‌​ ​‍​ ​‍​‍‌‌​ ‌‌‌​‌​​‍ ‍‌‍​ ‌‍ ‌‍ ‍‌ ‌​‌‍‌‌‌‍ ‍‌ ‌​​‍‌‌​ ‌‌‌​​‍‌‌ ‌‍‍ ‌‍‌‌‌ ‍‌​‍‌‌​ ​ ‌​‌​​‍‌‌​ ​ ‌​‌​​‍‌‌​ ​‍​ ​‍​ ‍​‌‍​ ​ ‌​‌‍‌‌​ ‍​​ ‌‍​ ​‍‌‍‌​​ ​‍​ ‌​​ ‍‌‌‍​ ​‍‌‌​ ​‍​ ​‍​‍‌‌​ ‌‌‌​‌​​‍ ‍‌‍​ ‌‍‍​‌‍‍‌‌‍ ​‌‍‌​‌ ​‍‌‍‌‌‌‍ ‍​‍‌‌​ ‌‌‌​​‍‌‌ ‌‍‍ ‌‍‌‌‌ ‍‌​‍‌‌​ ​ ‌​‌​​‍‌‌​ ​ ‌​‌​​‍‌‌​ ​‍​ ​‍‌‍​ ‌‍​‍​ ​‌‌‍‌‍‌‍​ ​ ‌‌‌‍‌‌​ ‌‌‌‍​‌​ ‍​​ ‌‌​ ​‌​‍‌‌​ ​‍​ ​‍​‍‌‌​ ‌‌‌​‌​​‍ ‍‌ ‌​‌‍‌‌‌ ‍​‌ ‌​​‍‌‍‌ ​​‌‍‌‌‌ ​‍‌ ​ ‌ ​​‌‍‌‌‌‍​ ‌ ‌​‌‍‍‌‌ ‌‍‌‍‌‌​ ‌‌ ​​‌ ‌‌‌‍​‍‌‍ ​‌‍‍‌‌ ​ ‌‍‍​‌‍‌‌‌‍‌​​‍​‍‌ ‌
A solid, non-technical understanding of quantum
tech and the wider digital transformation—and why
they matter for employability.​​​​‌ ‍ ​‍​‍‌‍ ‌ ​‍‌‍‍‌‌‍‌ ‌‍‍‌‌‍ ‍​‍​‍​ ‍‍​‍​‍‌ ​ ‌‍​‌‌‍ ‍‌‍‍‌‌ ‌​‌ ‍‌​‍ ‍‌‍‍‌‌‍ ​‍​‍​‍ ​​‍​‍‌‍‍​‌ ​‍‌‍‌‌‌‍‌‍​‍​‍​ ‍‍​‍​‍​‍ ‌ ​ ‌ ‌​‌ ‌‌‌‍‌​‌‍‍‌‌‍ ​‍ ‌‍‍‌‌‍ ‍‌ ‌​‌‍‌‌‌‍ ‍‌ ‌​​‍ ‌‍‌‌‌‍‌​‌‍‍‌‌ ‌​​‍ ‌‍ ‌‌‍ ‌‍‌​‌‍‌‌​ ‌‌ ​​‌ ​‍‌‍‌‌‌ ​ ‌‍‌‌‌‍ ‍‌ ‌​‌‍​‌‌ ‌​‌‍‍‌‌‍ ‌‍ ‍​ ‍ ‌‍‍‌‌‍‌​​ ‌‌‍‌‍​ ​‍​ ​‌‌‍​‍​ ​ ​ ‌‍​ ‌‍​ ​‌​‍ ‌​ ​‌‌‍‌‌​ ‍​​ ‌ ​‍ ‌​ ‌​‌‍‌‌​ ‌​‌‍‌​​‍ ‌​ ‍‌​ ‍‌​ ‌​‌‍‌‍​‍ ‌‌‍​‍‌‍‌​​ ‍‌​ ​‌​ ​‍​ ​‍​ ‌​​ ​‌​ ‌ ‌‍​ ‌‍‌​​ ​‌​ ‍ ‌ ‌​‌ ‍‌‌ ​​‌‍‌‌​ ‌‌ ​​‌ ​‍‌‍ ‌‍‍‍‌‍‌‌‌‍​ ‌ ‌​​ ‍ ‌ ​​‌‍​‌‌ ‌​‌‍‍​​ ‌‌‍​ ‌ ‌‌‌ ​ ‌ ‌​‌‍ ‌‍ ‌‌‌​ ‌‍‌‌‌‍​ ‌ ‌​‌‍‍‌‌‍ ‌‍ ‍‌ ​ ​‍‌‌​ ‌‌‌​​‍‌‌ ‌‍‍ ‌‍‌‌‌ ‍‌​‍‌‌​ ​ ‌​‌​​‍‌‌​ ​ ‌​‌​​‍‌‌​ ​‍​ ​‍‌‍‌​​ ​‌​ ‌‌​ ​​​ ‌ ‌‍‌​​ ​ ​ ​ ‌‍‌​‌‍‌​​ ​‌‌‍​‍​‍‌‌​ ​‍​ ​‍​‍‌‌​ ‌‌‌​‌​​‍ ‍‌‍​ ‌‍ ‌‍ ‍‌ ‌​‌‍‌‌‌‍ ‍‌ ‌​​‍‌‌​ ‌‌‌​​‍‌‌ ‌‍‍ ‌‍‌‌‌ ‍‌​‍‌‌​ ​ ‌​‌​​‍‌‌​ ​ ‌​‌​​‍‌‌​ ​‍​ ​‍‌‍‌‍‌‍‌‌​ ‍​​ ‍‌​ ‍‌‌‍​ ​ ‌‍‌‍‌‍​ ‌ ‌‍​‍​ ​​‌‍‌​​‍‌‌​ ​‍​ ​‍​‍‌‌​ ‌‌‌​‌​​‍ ‍‌‍​ ‌‍‍​‌‍‍‌‌‍ ​‌‍‌​‌ ​‍‌‍‌‌‌‍ ‍​‍‌‌​ ‌‌‌​​‍‌‌ ‌‍‍ ‌‍‌‌‌ ‍‌​‍‌‌​ ​ ‌​‌​​‍‌‌​ ​ ‌​‌​​‍‌‌​ ​‍​ ​‍‌‍​ ​ ​​​ ​‌​ ‍‌​ ‌‍​ ​‍‌‍‌‌‌‍‌​​ ‌ ​ ​‌‌‍​‍‌‍‌​​‍‌‌​ ​‍​ ​‍​‍‌‌​ ‌‌‌​‌​​‍ ‍‌ ‌​‌‍‌‌‌ ‍​‌ ‌​​ ‌‍​‍‌‍​‌‌ ​ ‌‍‌‌‌‌‌‌‌ ​‍‌‍ ​​ ‌​‍‌‌​ ​‍‌​‌‍‌ ​ ‌ ‌​‌ ‌‌‌‍‌​‌‍‍‌‌‍ ​‍‌‍‌‍‍‌‌‍‌​​ ‌‌‍‌‍​ ​‍​ ​‌‌‍​‍​ ​ ​ ‌‍​ ‌‍​ ​‌​‍ ‌​ ​‌‌‍‌‌​ ‍​​ ‌ ​‍ ‌​ ‌​‌‍‌‌​ ‌​‌‍‌​​‍ ‌​ ‍‌​ ‍‌​ ‌​‌‍‌‍​‍ ‌‌‍​‍‌‍‌​​ ‍‌​ ​‌​ ​‍​ ​‍​ ‌​​ ​‌​ ‌ ‌‍​ ‌‍‌​​ ​‌​‍‌‍‌ ‌​‌ ‍‌‌ ​​‌‍‌‌​ ‌‌ ​​‌ ​‍‌‍ ‌‍‍‍‌‍‌‌‌‍​ ‌ ‌​​‍‌‍‌ ​​‌‍​‌‌ ‌​‌‍‍​​ ‌‌‍​ ‌ ‌‌‌ ​ ‌ ‌​‌‍ ‌‍ ‌‌‌​ ‌‍‌‌‌‍​ ‌ ‌​‌‍‍‌‌‍ ‌‍ ‍‌ ​ ​‍‌‌​ ‌‌‌​​‍‌‌ ‌‍‍ ‌‍‌‌‌ ‍‌​‍‌‌​ ​ ‌​‌​​‍‌‌​ ​ ‌​‌​​‍‌‌​ ​‍​ ​‍‌‍‌​​ ​‌​ ‌‌​ ​​​ ‌ ‌‍‌​​ ​ ​ ​ ‌‍‌​‌‍‌​​ ​‌‌‍​‍​‍‌‌​ ​‍​ ​‍​‍‌‌​ ‌‌‌​‌​​‍ ‍‌‍​ ‌‍ ‌‍ ‍‌ ‌​‌‍‌‌‌‍ ‍‌ ‌​​‍‌‌​ ‌‌‌​​‍‌‌ ‌‍‍ ‌‍‌‌‌ ‍‌​‍‌‌​ ​ ‌​‌​​‍‌‌​ ​ ‌​‌​​‍‌‌​ ​‍​ ​‍‌‍‌‍‌‍‌‌​ ‍​​ ‍‌​ ‍‌‌‍​ ​ ‌‍‌‍‌‍​ ‌ ‌‍​‍​ ​​‌‍‌​​‍‌‌​ ​‍​ ​‍​‍‌‌​ ‌‌‌​‌​​‍ ‍‌‍​ ‌‍‍​‌‍‍‌‌‍ ​‌‍‌​‌ ​‍‌‍‌‌‌‍ ‍​‍‌‌​ ‌‌‌​​‍‌‌ ‌‍‍ ‌‍‌‌‌ ‍‌​‍‌‌​ ​ ‌​‌​​‍‌‌​ ​ ‌​‌​​‍‌‌​ ​‍​ ​‍‌‍​ ​ ​​​ ​‌​ ‍‌​ ‌‍​ ​‍‌‍‌‌‌‍‌​​ ‌ ​ ​‌‌‍​‍‌‍‌​​‍‌‌​ ​‍​ ​‍​‍‌‌​ ‌‌‌​‌​​‍ ‍‌ ‌​‌‍‌‌‌ ‍​‌ ‌​​‍‌‍‌ ​​‌‍‌‌‌ ​‍‌ ​ ‌ ​​‌‍‌‌‌‍​ ‌ ‌​‌‍‍‌‌ ‌‍‌‍‌‌​ ‌‌ ​​‌ ‌‌‌‍​‍‌‍ ​‌‍‍‌‌ ​ ‌‍‍​‌‍‌‌‌‍‌​​‍​‍‌ ‌
Practical methods to bridge the gap between
traditional education and tomorrow's job market.​​​​‌ ‍ ​‍​‍‌‍ ‌ ​‍‌‍‍‌‌‍‌ ‌‍‍‌‌‍ ‍​‍​‍​ ‍‍​‍​‍‌ ​ ‌‍​‌‌‍ ‍‌‍‍‌‌ ‌​‌ ‍‌​‍ ‍‌‍‍‌‌‍ ​‍​‍​‍ ​​‍​‍‌‍‍​‌ ​‍‌‍‌‌‌‍‌‍​‍​‍​ ‍‍​‍​‍​‍ ‌ ​ ‌ ‌​‌ ‌‌‌‍‌​‌‍‍‌‌‍ ​‍ ‌‍‍‌‌‍ ‍‌ ‌​‌‍‌‌‌‍ ‍‌ ‌​​‍ ‌‍‌‌‌‍‌​‌‍‍‌‌ ‌​​‍ ‌‍ ‌‌‍ ‌‍‌​‌‍‌‌​ ‌‌ ​​‌ ​‍‌‍‌‌‌ ​ ‌‍‌‌‌‍ ‍‌ ‌​‌‍​‌‌ ‌​‌‍‍‌‌‍ ‌‍ ‍​ ‍ ‌‍‍‌‌‍‌​​ ‌‌‍‌‍​ ​‍​ ​‌‌‍​‍​ ​ ​ ‌‍​ ‌‍​ ​‌​‍ ‌​ ​‌‌‍‌‌​ ‍​​ ‌ ​‍ ‌​ ‌​‌‍‌‌​ ‌​‌‍‌​​‍ ‌​ ‍‌​ ‍‌​ ‌​‌‍‌‍​‍ ‌‌‍​‍‌‍‌​​ ‍‌​ ​‌​ ​‍​ ​‍​ ‌​​ ​‌​ ‌ ‌‍​ ‌‍‌​​ ​‌​ ‍ ‌ ‌​‌ ‍‌‌ ​​‌‍‌‌​ ‌‌ ​​‌ ​‍‌‍ ‌‍‍‍‌‍‌‌‌‍​ ‌ ‌​​ ‍ ‌ ​​‌‍​‌‌ ‌​‌‍‍​​ ‌‌‍​ ‌ ‌‌‌ ​ ‌ ‌​‌‍ ‌‍ ‌‌‌​ ‌‍‌‌‌‍​ ‌ ‌​‌‍‍‌‌‍ ‌‍ ‍‌ ​ ​‍‌‌​ ‌‌‌​​‍‌‌ ‌‍‍ ‌‍‌‌‌ ‍‌​‍‌‌​ ​ ‌​‌​​‍‌‌​ ​ ‌​‌​​‍‌‌​ ​‍​ ​‍‌‍‌​​ ​‌​ ‌‌​ ​​​ ‌ ‌‍‌​​ ​ ​ ​ ‌‍‌​‌‍‌​​ ​‌‌‍​‍​‍‌‌​ ​‍​ ​‍​‍‌‌​ ‌‌‌​‌​​‍ ‍‌‍​ ‌‍ ‌‍ ‍‌ ‌​‌‍‌‌‌‍ ‍‌ ‌​​‍‌‌​ ‌‌‌​​‍‌‌ ‌‍‍ ‌‍‌‌‌ ‍‌​‍‌‌​ ​ ‌​‌​​‍‌‌​ ​ ‌​‌​​‍‌‌​ ​‍​ ​‍‌‍‌​​ ​​​ ‍​​ ​ ​ ‍‌​ ​‌​ ‍‌‌‍​ ​ ‌ ​ ‍‌​ ‌​​ ‍‌​‍‌‌​ ​‍​ ​‍​‍‌‌​ ‌‌‌​‌​​‍ ‍‌‍​ ‌‍‍​‌‍‍‌‌‍ ​‌‍‌​‌ ​‍‌‍‌‌‌‍ ‍​‍‌‌​ ‌‌‌​​‍‌‌ ‌‍‍ ‌‍‌‌‌ ‍‌​‍‌‌​ ​ ‌​‌​​‍‌‌​ ​ ‌​‌​​‍‌‌​ ​‍​ ​‍‌‍​‌‌‍‌​​ ‍​​ ‌ ‌‍‌​​ ‌‍​ ​​‌‍‌‌‌‍‌‍​ ‍​​ ​‌​ ​‍​‍‌‌​ ​‍​ ​‍​‍‌‌​ ‌‌‌​‌​​‍ ‍‌ ‌​‌‍‌‌‌ ‍​‌ ‌​​ ‌‍​‍‌‍​‌‌ ​ ‌‍‌‌‌‌‌‌‌ ​‍‌‍ ​​ ‌​‍‌‌​ ​‍‌​‌‍‌ ​ ‌ ‌​‌ ‌‌‌‍‌​‌‍‍‌‌‍ ​‍‌‍‌‍‍‌‌‍‌​​ ‌‌‍‌‍​ ​‍​ ​‌‌‍​‍​ ​ ​ ‌‍​ ‌‍​ ​‌​‍ ‌​ ​‌‌‍‌‌​ ‍​​ ‌ ​‍ ‌​ ‌​‌‍‌‌​ ‌​‌‍‌​​‍ ‌​ ‍‌​ ‍‌​ ‌​‌‍‌‍​‍ ‌‌‍​‍‌‍‌​​ ‍‌​ ​‌​ ​‍​ ​‍​ ‌​​ ​‌​ ‌ ‌‍​ ‌‍‌​​ ​‌​‍‌‍‌ ‌​‌ ‍‌‌ ​​‌‍‌‌​ ‌‌ ​​‌ ​‍‌‍ ‌‍‍‍‌‍‌‌‌‍​ ‌ ‌​​‍‌‍‌ ​​‌‍​‌‌ ‌​‌‍‍​​ ‌‌‍​ ‌ ‌‌‌ ​ ‌ ‌​‌‍ ‌‍ ‌‌‌​ ‌‍‌‌‌‍​ ‌ ‌​‌‍‍‌‌‍ ‌‍ ‍‌ ​ ​‍‌‌​ ‌‌‌​​‍‌‌ ‌‍‍ ‌‍‌‌‌ ‍‌​‍‌‌​ ​ ‌​‌​​‍‌‌​ ​ ‌​‌​​‍‌‌​ ​‍​ ​‍‌‍‌​​ ​‌​ ‌‌​ ​​​ ‌ ‌‍‌​​ ​ ​ ​ ‌‍‌​‌‍‌​​ ​‌‌‍​‍​‍‌‌​ ​‍​ ​‍​‍‌‌​ ‌‌‌​‌​​‍ ‍‌‍​ ‌‍ ‌‍ ‍‌ ‌​‌‍‌‌‌‍ ‍‌ ‌​​‍‌‌​ ‌‌‌​​‍‌‌ ‌‍‍ ‌‍‌‌‌ ‍‌​‍‌‌​ ​ ‌​‌​​‍‌‌​ ​ ‌​‌​​‍‌‌​ ​‍​ ​‍‌‍‌​​ ​​​ ‍​​ ​ ​ ‍‌​ ​‌​ ‍‌‌‍​ ​ ‌ ​ ‍‌​ ‌​​ ‍‌​‍‌‌​ ​‍​ ​‍​‍‌‌​ ‌‌‌​‌​​‍ ‍‌‍​ ‌‍‍​‌‍‍‌‌‍ ​‌‍‌​‌ ​‍‌‍‌‌‌‍ ‍​‍‌‌​ ‌‌‌​​‍‌‌ ‌‍‍ ‌‍‌‌‌ ‍‌​‍‌‌​ ​ ‌​‌​​‍‌‌​ ​ ‌​‌​​‍‌‌​ ​‍​ ​‍‌‍​‌‌‍‌​​ ‍​​ ‌ ‌‍‌​​ ‌‍​ ​​‌‍‌‌‌‍‌‍​ ‍​​ ​‌​ ​‍​‍‌‌​ ​‍​ ​‍​‍‌‌​ ‌‌‌​‌​​‍ ‍‌ ‌​‌‍‌‌‌ ‍​‌ ‌​​‍‌‍‌ ​​‌‍‌‌‌ ​‍‌ ​ ‌ ​​‌‍‌‌‌‍​ ‌ ‌​‌‍‍‌‌ ‌‍‌‍‌‌​ ‌‌ ​​‌ ‌‌‌‍​‍‌‍ ​‌‍‍‌‌ ​ ‌‍‍​‌‍‌‌‌‍‌​​‍​‍‌ ‌